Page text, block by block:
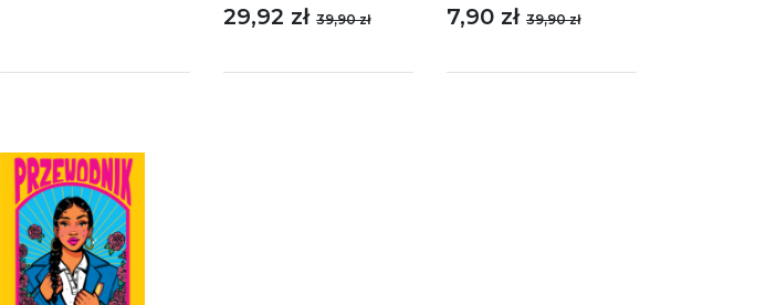
29,92 zł39,90 zł 7,90 zł39,90 zł